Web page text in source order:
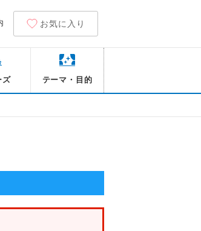
お気に入り
ズ テーマ・目的